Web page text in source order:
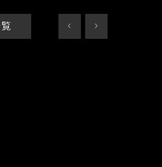
< >